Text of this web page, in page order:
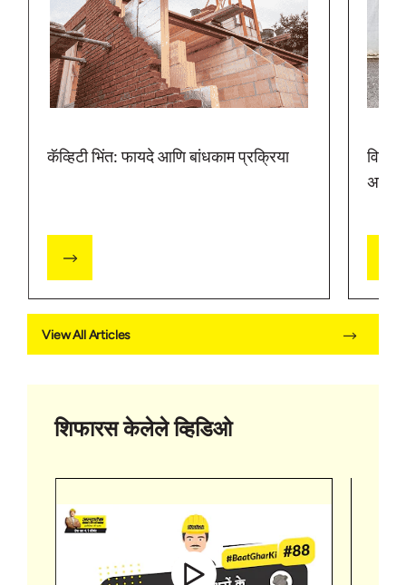
कॅव्हिटी भिंत: फायदे आणि बांधकाम प्रक्रिया
विप
View All Articles
शिफारस केलेले व्हिडिओ